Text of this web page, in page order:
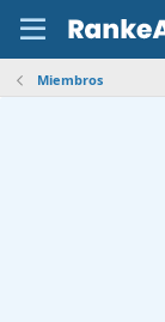
Miembros